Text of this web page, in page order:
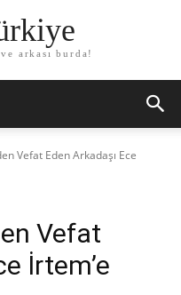
arkası burda!
Vefat Eden Arkadaşı Ece
Vefat
İrtem’e